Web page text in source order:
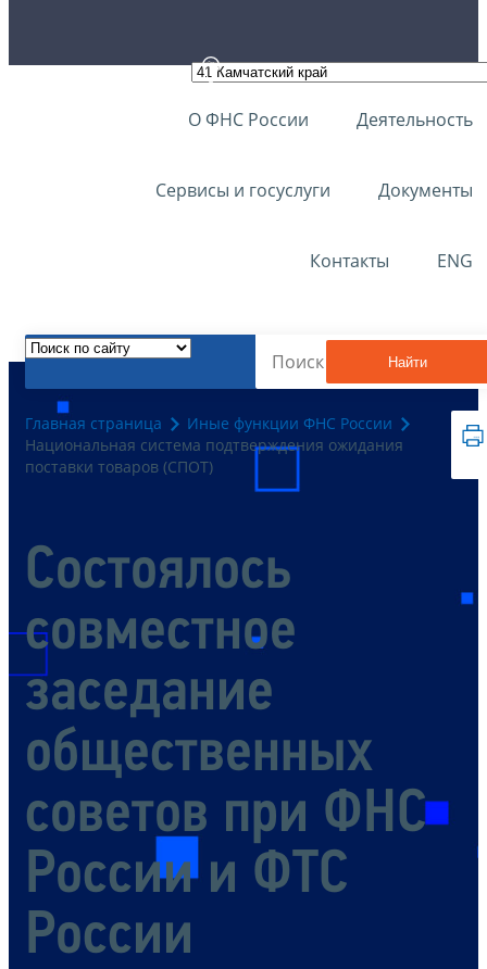
О ФНС России Деятельность
Сервисы и госуслуги Документы
Контакты ENG
Найти
Главная страница
Иные функции ФНС России
Национальная система подтверждения ожидания
поставки товаров (СПОТ)
Состоялось
совместное
заседание
общественных
советов при ФНС
России и ФТС
России